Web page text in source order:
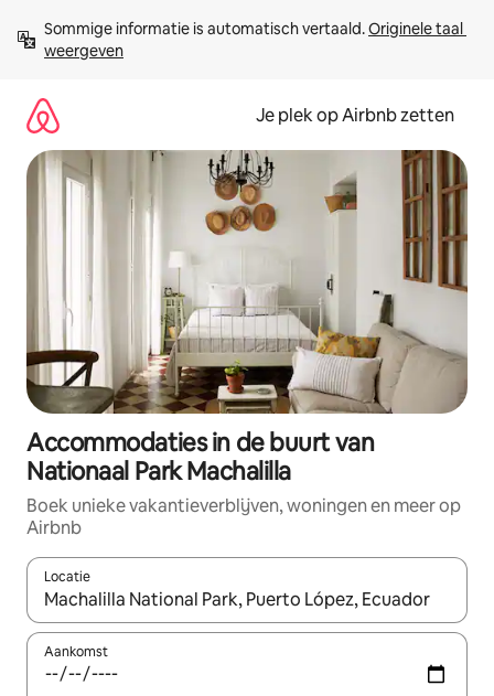
direct
naar
Sommige informatie is automatisch vertaald. Originele taal
weergeven
Je plek op Airbnb zetten
Accommodaties in de buurt van
Nationaal Park Machalilla
Boek unieke vakantieverblijven, woningen en meer op
Airbnb
Locatie
Wanneer er resultaten beschikbaar zijn, maak je een keuze
Aankomst